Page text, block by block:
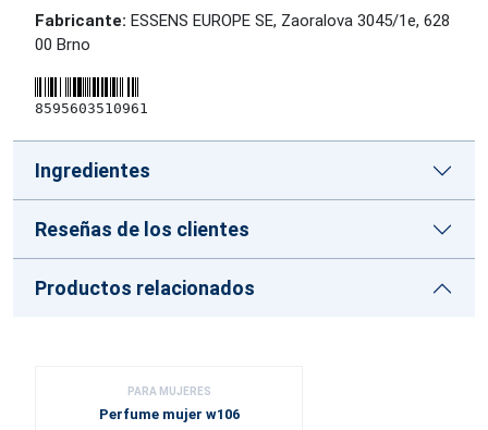
Fabricante: ESSENS EUROPE SE, Zaoralova 3045/1e, 628
00 Brno
8595603510961
Ingredientes
Reseñas de los clientes
Productos relacionados
PARA MUJERES
Perfume mujer w106